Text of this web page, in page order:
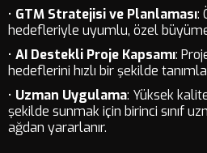
• GTM Stratejisi ve Planlaması:
hedefleriyle uyumlu, özel
• AI Destekli Proje Kapsamı:
hedeflerini hızlı bir şekilde
• Uzman Uygulama: Yüksek
şekilde sunmak için birinci sınıf
ağdan yararlanır.